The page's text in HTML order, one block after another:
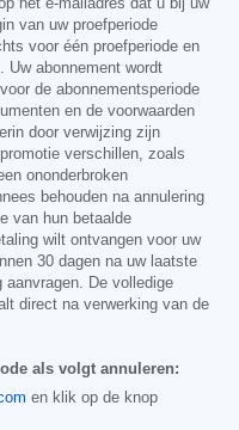
het e-mailadres dat u bij uw
van uw proefperiode
voor één proefperiode en
Uw abonnement wordt
de abonnementsperiode
en de voorwaarden
door verwijzing zijn
verschillen, zoals
ononderbroken
behouden na annulering
van hun betaalde
wilt ontvangen voor uw
30 dagen na uw laatste
aanvragen. De volledige
direct na verwerking van de
als volgt annuleren:
en klik op de knop